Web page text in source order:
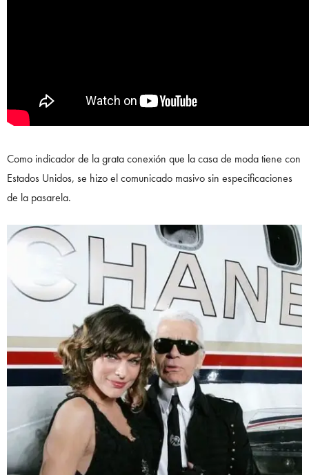
Como indicador de la grata conexión que la casa de moda tiene con
Estados Unidos, se hizo el comunicado masivo sin especificaciones
de la pasarela.